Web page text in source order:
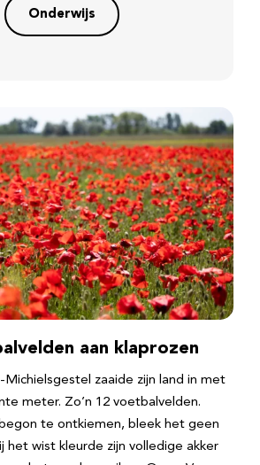
Onderwijs
aan klaprozen
Michielsgestel zaaide zijn land in met
meter. Zo’n 12 voetbalvelden.
te ontkiemen, bleek het geen
het wist kleurde zijn volledige akker